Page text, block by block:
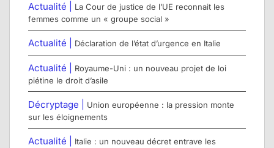
Actualité |
La Cour de justice de l’UE reconnait les
femmes comme un « groupe social »
Actualité | Déclaration de l’état d’urgence en Italie
Actualité |
Royaume-Uni : un nouveau projet de loi
piétine le droit d’asile
Décryptage |
Union européenne : la pression monte
sur les éloignements
Actualité |
Italie : un nouveau décret entrave les